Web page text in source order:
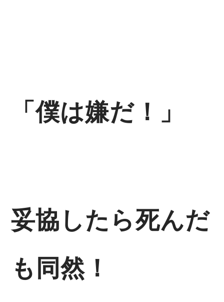
「僕は嫌だ！」
妥協したら死んだ
も同然！